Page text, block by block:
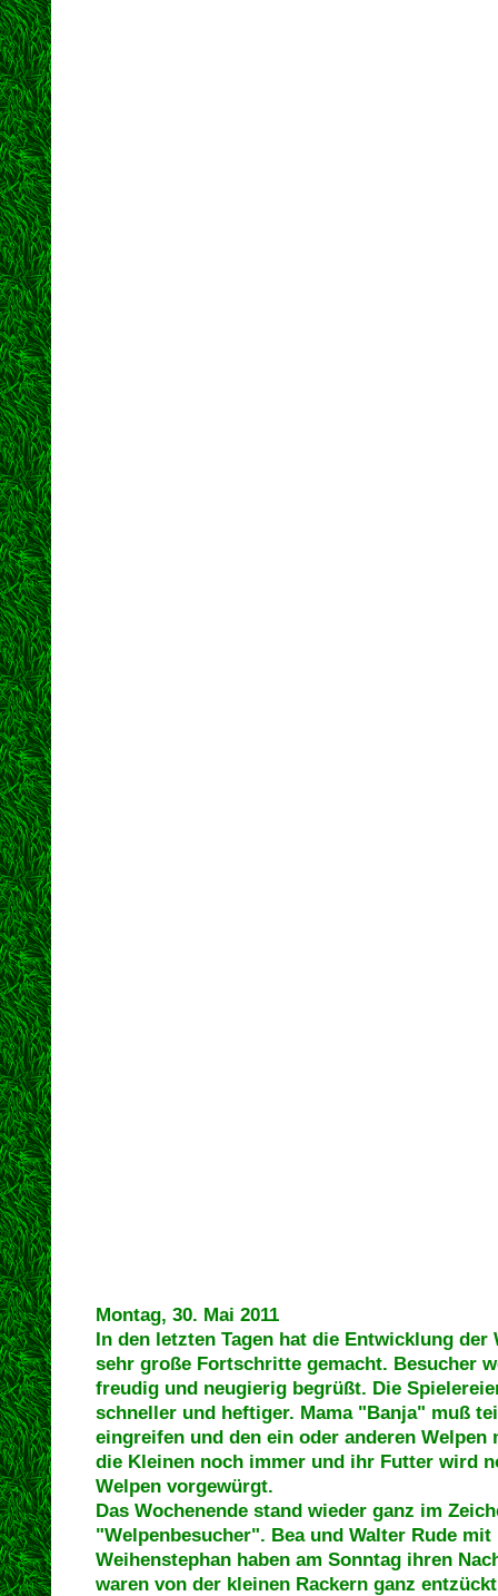
Montag, 30. Mai 2011
In den letzten Tagen hat die Entwicklung der
sehr große Fortschritte gemacht. Besucher
freudig und neugierig begrüßt. Die
schneller und heftiger. Mama "Banja" muß
eingreifen und den ein oder anderen Welpen
die Kleinen noch immer und ihr Futter wird
Welpen vorgewürgt.
Das Wochenende stand wieder ganz im
"Welpenbesucher". Bea und Walter Rude
Weihenstephan haben am Sonntag ihren
waren von der kleinen Rackern ganz